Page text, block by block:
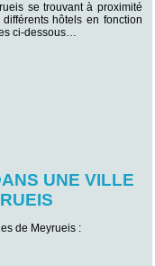
se trouvant à proximité
hôtels en fonction
ci-dessous…
UNE VILLE
de Meyrueis :